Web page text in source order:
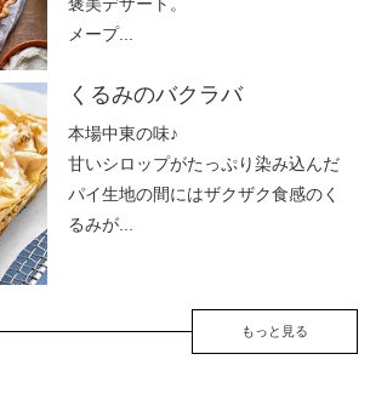
メープ...
くるみのバクラバ
本場中東の味♪
甘いシロップがたっぷり染み込んだ
パイ生地の間にはザクザク食感のく
るみが...
もっと見る